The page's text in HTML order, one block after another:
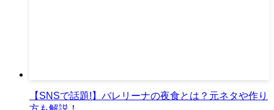
【SNSで話題!】バレリーナの夜食とは？元ネタや作り